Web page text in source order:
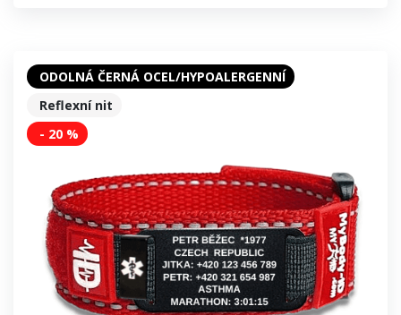
ODOLNÁ ČERNÁ OCEL/HYPOALERGENNÍ
Reflexní nit
- 20 %